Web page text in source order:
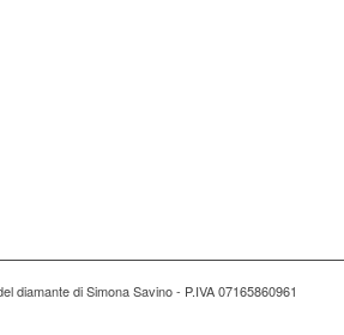
diamante di Simona Savino - P.IVA 07165860961